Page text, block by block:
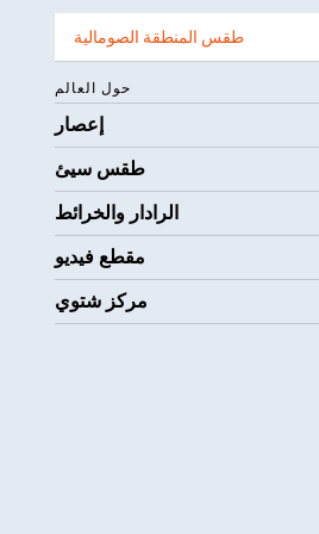
طقس المنطقة الصومالية
حول العالم
إعصار
طقس سيئ
الرادار والخرائط
مقطع فيديو
مركز شتوي